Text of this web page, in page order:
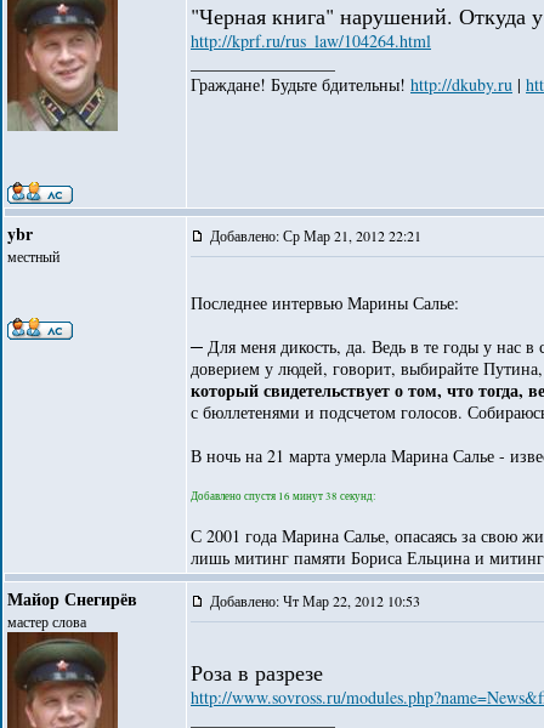
"Черная книга" нарушений. Откуда
http://kprf.ru/rus_law/104264.html
Граждане! Будьте бдительны! http://dkuby.ru |
ybr
местный
Добавлено: Ср Мар 21, 2012 22:21
Последнее интервью Марины Салье:
─ Для меня дикость, да. Ведь в те годы у нас в
доверием у людей, говорит, выбирайте
который свидетельствует о том, что
с бюллетенями и подсчетом голосов.
В ночь на 21 марта умерла Марина Салье -
Добавлено спустя 16 минут 38 секунд:
С 2001 года Марина Салье, опасаясь за свою
лишь митинг памяти Бориса Ельцина и
Майор Снегирёв
мастер слова
Добавлено: Чт Мар 22, 2012 10:53
Роза в разрезе
http://www.sovross.ru/